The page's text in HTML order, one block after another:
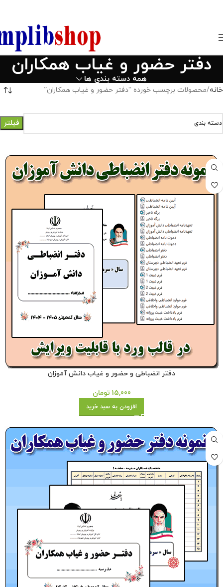
دفتر حضور و غیاب همکاران
همه دسته بندی ها
خانه محصولات برچسب خورده “دفتر حضور و غیاب همکاران”
دسته بندی فیلتر
دفتر انضباطی و حضور و غیاب دانش آموزان
15,000 تومان
افزودن به سبد خرید